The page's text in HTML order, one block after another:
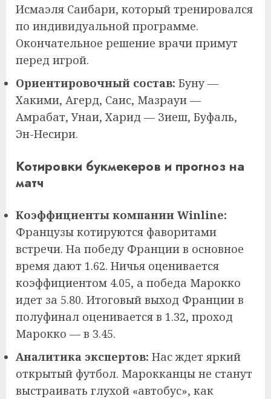
Исмаэля Саибари, который тренировался
по индивидуальной программе.
Окончательное решение врачи примут
перед игрой.
Ориентировочный состав: Буну —
Хакими, Агерд, Саис, Мазрауи —
Амрабат, Унаи, Харид — Зиеш, Буфаль,
Эн-Несири.
Котировки букмекеров и прогноз на
матч
Коэффициенты компании Winline:
Французы котируются фаворитами
встречи. На победу Франции в основное
время дают 1.62. Ничья оценивается
коэффициентом 4.05, а победа Марокко
идет за 5.80. Итоговый выход Франции в
полуфинал оценивается в 1.32, проход
Марокко — в 3.45.
Аналитика экспертов: Нас ждет яркий
открытый футбол. Марокканцы не станут
выстраивать глухой «автобус», как